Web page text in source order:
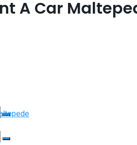
A Car